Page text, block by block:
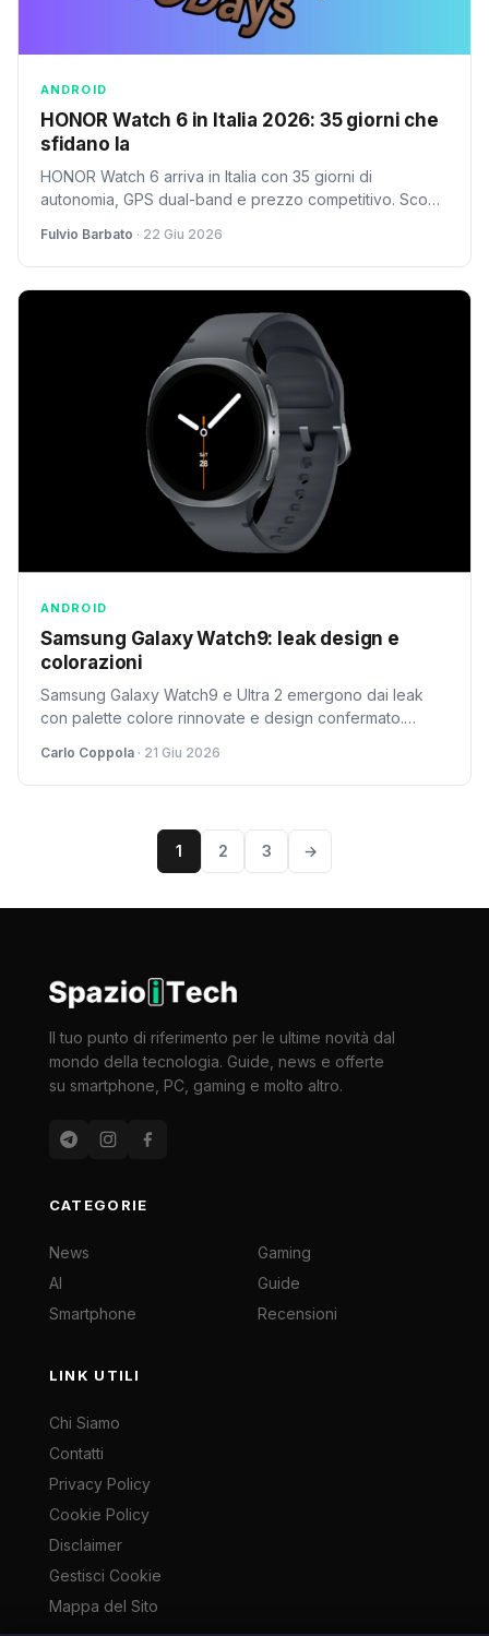
ANDROID
HONOR Watch 6 in Italia 2026: 35 giorni che
sfidano la
HONOR Watch 6 arriva in Italia con 35 giorni di
autonomia, GPS dual-band e prezzo competitivo. Scopri
concorrenza.
Fulvio Barbato · 22 Giu 2026
ANDROID
Samsung Galaxy Watch9: leak design e
colorazioni
Samsung Galaxy Watch9 e Ultra 2 emergono dai leak
con palette colore rinnovate e design confermato.
da ufficializzare.
Carlo Coppola · 21 Giu 2026
1 2 3 →
Il tuo punto di riferimento per le ultime novità dal
mondo della tecnologia. Guide, news e offerte
su smartphone, PC, gaming e molto altro.
CATEGORIE
News
AI
Smartphone
Gaming
Guide
Recensioni
LINK UTILI
Chi Siamo
Contatti
Privacy Policy
Cookie Policy
Disclaimer
Gestisci Cookie
Mappa del Sito